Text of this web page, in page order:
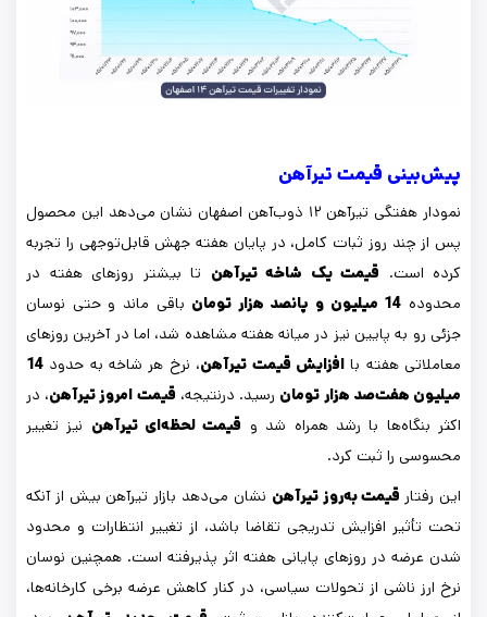
پیش‌بینی قیمت تیرآهن
نمودار هفتگی تیرآهن ۱۲ ذوب‌آهن اصفهان نشان می‌دهد این محصول
پس از چند روز ثبات کامل، در پایان هفته جهش قابل‌توجهی را تجربه
کرده است. قیمت یک شاخه تیرآهن تا بیشتر روزهای هفته در
محدوده 14 میلیون و پانصد هزار تومان
باقی ماند و حتی نوسان
جزئی رو به پایین نیز در میانه هفته مشاهده شد، اما در آخرین روزهای
معاملاتی هفته باافزایش قیمت تیرآهن، نرخ هر شاخه به حدود 14
میلیون هفت‌صد هزار تومان رسید. درنتیجه، قیمت امروز تیرآهن، در
اکثر بنگاه‌ها با رشد همراه شد و قیمت لحظه‌ای تیرآهن نیز تغییر
محسوسی را ثبت کرد.
این رفتار قیمت به‌روز تیرآهن نشان می‌دهد بازار تیرآهن بیش از آنکه
تحت تأثیر افزایش تدریجی تقاضا باشد، از تغییر انتظارات و محدود
شدن عرضه در روزهای پایانی هفته اثر پذیرفته است. همچنین نوسان
نرخ ارز ناشی از تحولات سیاسی، در کنار کاهش عرضه برخی کارخانه‌ها،